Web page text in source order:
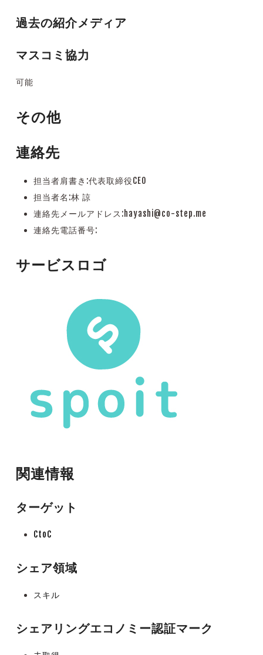
過去の紹介メディア
マスコミ協力
可能
その他
連絡先
担当者肩書き:代表取締役CEO
担当者名:林 諒
連絡先メールアドレス:hayashi@co-step.me
連絡先電話番号:
サービスロゴ
関連情報
ターゲット
CtoC
シェア領域
スキル
シェアリングエコノミー認証マーク